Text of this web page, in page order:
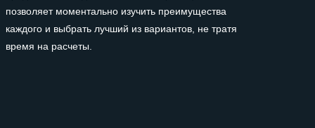
позволяет моментально изучить преимущества
каждого и выбрать лучший из вариантов, не тратя
время на расчеты.